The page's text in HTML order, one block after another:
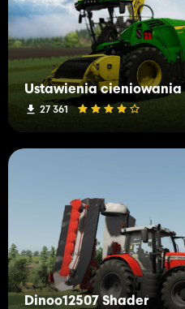
Ustawienia cieniowania
27 361
Dinoo12507 Shader